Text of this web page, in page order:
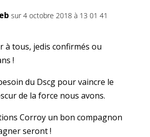
sur 4 octobre 2018 à 13 01 41
à tous, jedis confirmés ou
!
du Dscg pour vaincre le
de la force nous avons.
Corroy un bon compagnon
seront !